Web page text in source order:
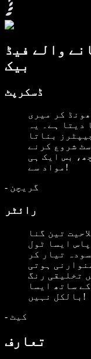
والے فیڈ
بیک
ڈسکرپٹ
کر میری
دیتا ہے۔ یہ
بناتا
شروع کرنے
بس ایک ہی
مواد سے!
- گریچن
رائٹر
تین گنا
ایسا ٹول
تیار کر
ہوتی
تخلیقی رنگ
ساتھ ایسا
بالکل نہیں!
- کیٹ
تعارف